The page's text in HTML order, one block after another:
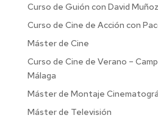
Curso de Guión con David Muñoz
Curso de Cine de Acción con
Máster de Cine
Curso de Cine de Verano –
Málaga
Máster de Montaje
Máster de Televisión